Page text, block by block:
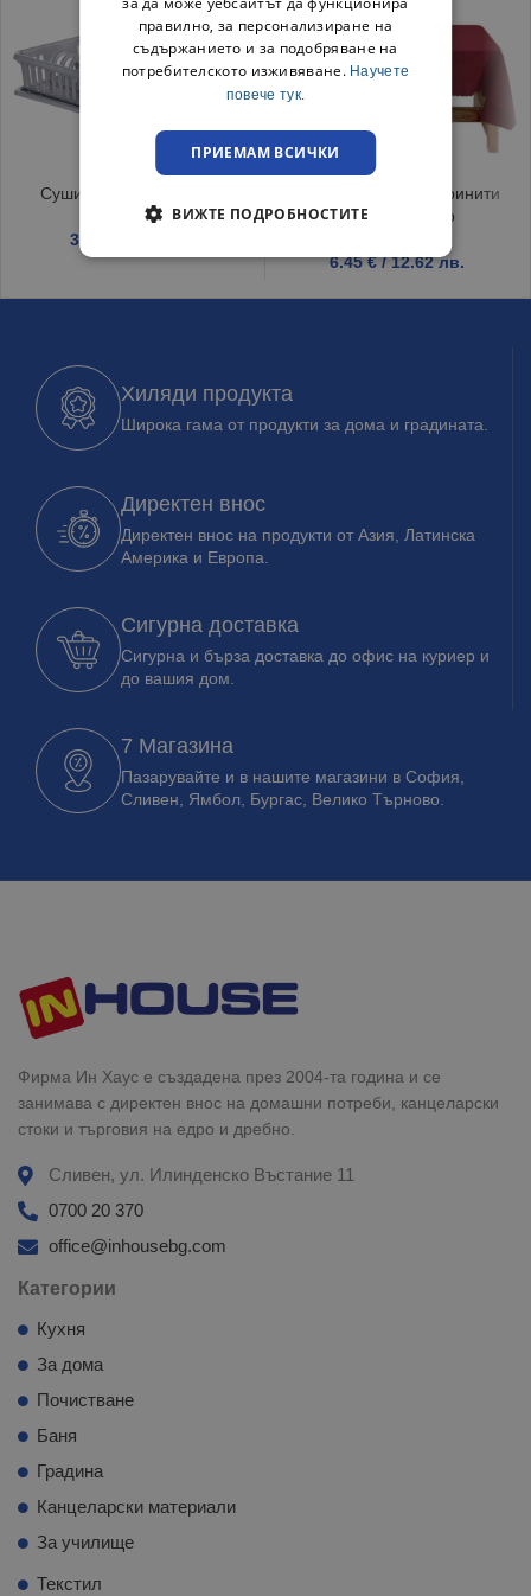
Сушилник за чинии Сив
3.99
Покривка за маса Тринити
120/150 Бордо
6.45€ / 12.62 лв.
Хиляди продукта
Широка гама от продукти за дома и градината.
Директен внос
Директен внос на продукти от Азия, Латинска
Америка и Европа.
Сигурна доставка
Сигурна и бърза доставка до офис на куриер и
до вашия дом.
7 Магазина
Пазарувайте и в нашите магазини в София,
Сливен, Ямбол, Бургас, Велико Търново.
Фирма Ин Хаус е създадена през 2004-та година и се
занимава с директен внос на домашни потреби, канцеларски
стоки и търговия на едро и дребно.
Сливен, ул. Илинденско Въстание 11
0700 20 370
office@inhousebg.com
Категории
Кухня
За дома
Почистване
Баня
Градина
Канцеларски материали
За училище
Текстил
правилно, за персонализиране на
съдържанието и за подобряване на
потребителското изживяване. Научете
повече тук.
ПРИЕМАМ ВСИЧКИ
ВИЖТЕ ПОДРОБНОСТИТЕ